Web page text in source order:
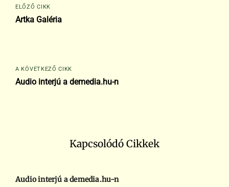
ELŐZŐ CIKK
Artka Galéria
A KÖVETKEZŐ CIKK
Audio interjú a demedia.hu-n
Kapcsolódó Cikkek
Audio interjú a demedia.hu-n